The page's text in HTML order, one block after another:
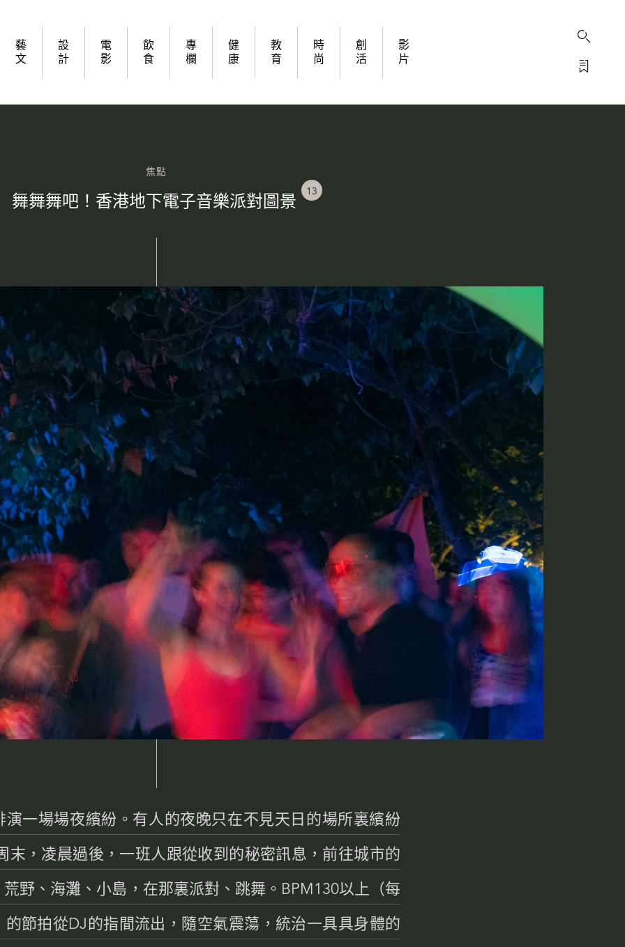
藝
文
設
計
電
影
飲
食
專
欄
健
康
教
育
時
尚
創
活
影
片
焦點
舞舞舞吧！香港地下電子音樂派對圖景 13
演一場場夜繽紛。有人的夜晚只在不見天日的場所裏繽紛
末，凌晨過後，一班人跟從收到的秘密訊息，前往城市的
野、海灘、小島，在那裏派對、跳舞。BPM130以上（每
的節拍從DJ的指間流出，隨空氣震蕩，統治一具具身體的